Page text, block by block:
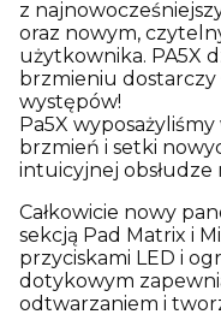
z
oraz nowym,
użytkownika. PA5X
brzmieniu dostarczy
występów!
Pa5X
brzmień i setki
intuicyjnej obsłudze
Całkowicie nowy
sekcją Pad Matrix i
przyciskami LED i
dotykowym
odtwarzaniem i